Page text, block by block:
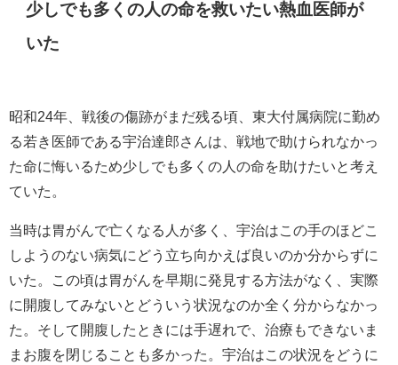
少しでも多くの人の命を救いたい熱血医師が
いた
昭和24年、戦後の傷跡がまだ残る頃、東大付属病院に勤め
る若き医師である宇治達郎さんは、戦地で助けられなかっ
た命に悔いるため少しでも多くの人の命を助けたいと考え
ていた。
当時は胃がんで亡くなる人が多く、宇治はこの手のほどこ
しようのない病気にどう立ち向かえば良いのか分からずに
いた。この頃は胃がんを早期に発見する方法がなく、実際
に開腹してみないとどういう状況なのか全く分からなかっ
た。そして開腹したときには手遅れで、治療もできないま
まお腹を閉じることも多かった。宇治はこの状況をどうに